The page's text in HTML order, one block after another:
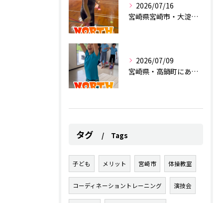
2026/07/16
宮崎県宮崎市・大淀にあるスポーツクラブ
2026/07/09
宮崎県・高鍋町にあるスポーツクラブ
タグ Tags
子ども メリット 宮崎市 体操教室
コーディネーショントレーニング 演技会